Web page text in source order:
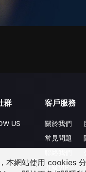
群
US
客戶服務
關於我們
常見問題
升級VIP
本網站使用 cookies